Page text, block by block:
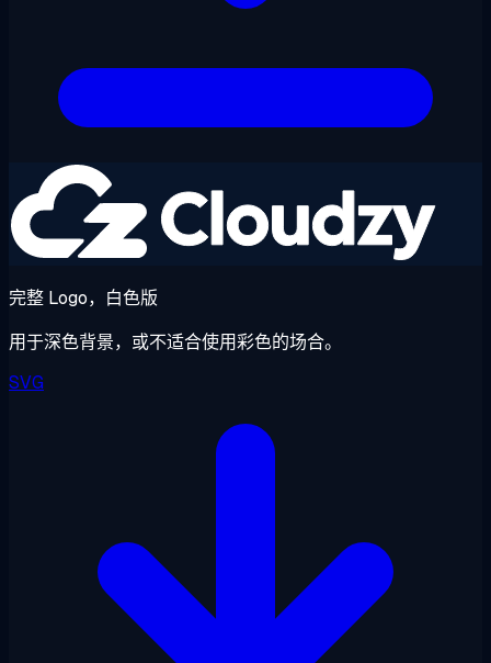
完整 Logo，白色版
用于深色背景，或不适合使用彩色的场合。
SVG